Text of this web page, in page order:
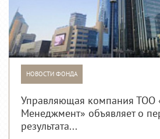
НОВОСТИ ФОНДА
Управляющая компания ТОО
Менеджмент» объявляет о
результата...